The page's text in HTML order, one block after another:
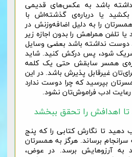
باشد به عکس‌های قدیمی
یا درباره‌ی گذشته‌اش با
را به دلیل اضافه‌وزنش در
تلفن همراهش را بدون اجازه زیر
دوست نداشته باشد بعضی وسایل
شریک شود، پس درکش کنید. شاید
همسر سابقش حتی یک کلمه
غیرقابل پذیرش باشد. در این
بپرسید که چرا دوست ندارد
رعایت ادب فراموش‌تان نشود.
اهدافش را تحقق ببخشد
دهید تا نگارش کتابی را که پنج
برساند. هرگز به همسرتان
به آرزوهایش برسد. در عوض،